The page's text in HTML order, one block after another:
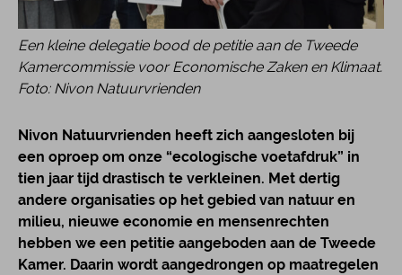
Een kleine delegatie bood de petitie aan de Tweede
Kamercommissie voor Economische Zaken en Klimaat.
Foto: Nivon Natuurvrienden
Nivon Natuurvrienden heeft zich aangesloten bij
een oproep om onze “ecologische voetafdruk” in
tien jaar tijd drastisch te verkleinen. Met dertig
andere organisaties op het gebied van natuur en
milieu, nieuwe economie en mensenrechten
hebben we een petitie aangeboden aan de Tweede
Kamer. Daarin wordt aangedrongen op maatregelen